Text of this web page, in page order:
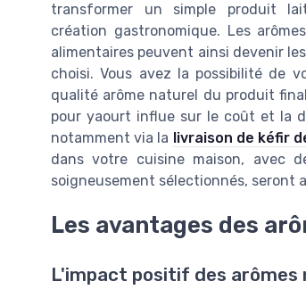
transformer un simple produit
création gastronomique. Les
alimentaires peuvent ainsi devenir
choisi. Vous avez la possibilité de
qualité arôme naturel du produit
pour yaourt influe sur le coût et la
notamment via la livraison de kéfir
dans votre cuisine maison, avec
soigneusement sélectionnés, seront
Les avantages des
L'impact positif des